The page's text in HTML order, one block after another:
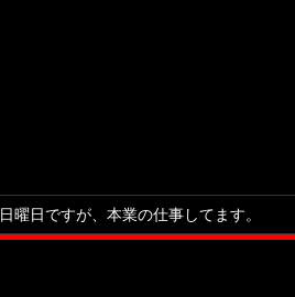
日曜日ですが、本業の仕事してます。